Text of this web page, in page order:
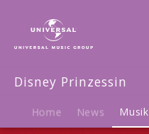
Prinzessin
Musik
Vaiana
Original-
Disney Prinzessin
Home News Musik